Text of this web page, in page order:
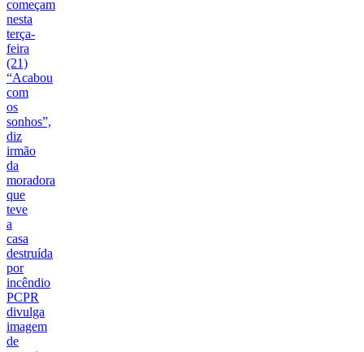
começam
nesta
terça-
feira
(21)
“Acabou
com
os
sonhos”,
diz
irmão
da
moradora
que
teve
a
casa
destruída
por
incêndio
PCPR
divulga
imagem
de